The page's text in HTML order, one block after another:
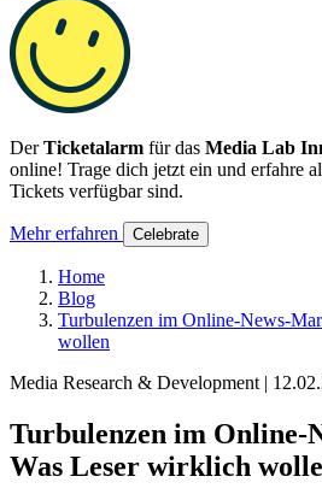
DerTicketalarm für das Media Lab
online! Trage dich jetzt ein und erfahre
Tickets verfügbar sind.
Mehr erfahren Celebrate
Home
Blog
Turbulenzen im Online-News-
wollen
Media Research & Development |
Turbulenzen im Online-
Was Leser wirklich